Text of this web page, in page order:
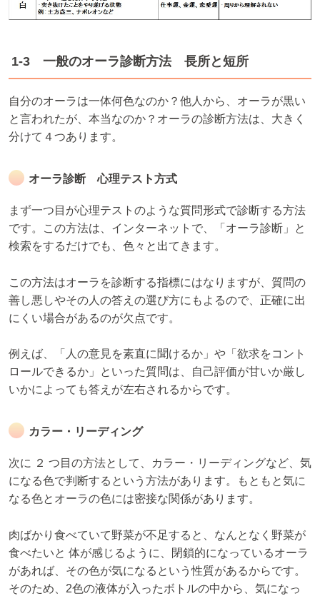
1-3 一般のオーラ診断方法 長所と短所
自分のオーラは一体何色なのか？他人から、オーラが黒い
と言われたが、本当なのか？オーラの診断方法は、大きく
分けて４つあります。
オーラ診断 心理テスト方式
まず一つ目が心理テストのような質問形式で診断する方法
です。この方法は、インターネットで、「オーラ診断」と
検索をするだけでも、色々と出てきます。
この方法はオーラを診断する指標にはなりますが、質問の
善し悪しやその人の答えの選び方にもよるので、正確に出
にくい場合があるのが欠点です。
例えば、「人の意見を素直に聞けるか」や「欲求をコント
ロールできるか」といった質問は、自己評価が甘いか厳し
いかによっても答えが左右されるからです。
カラー・リーディング
次に ２ つ目の方法として、カラー・リーディングなど、気
になる色で判断するという方法があります。もともと気に
なる色とオーラの色には密接な関係があります。
肉ばかり食べていて野菜が不足すると、なんとなく野菜が
食べたいと 体が感じるように、閉鎖的になっているオーラ
があれば、その色が気になるという性質があるからです。
そのため、2色の液体が入ったボトルの中から、気になっ